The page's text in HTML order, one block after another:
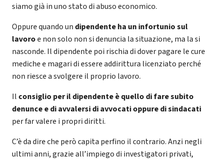
siamo già in uno stato di abuso economico.
Oppure quando un dipendente ha un infortunio sul
lavoroe non solo non si denuncia la situazione, ma la si
nasconde. Il dipendente poi rischia di dover pagare le cure
mediche e magari di essere addirittura licenziato perché
non riesce a svolgere il proprio lavoro.
Il consiglio per il dipendente è quello di fare subito
denunce e di avvalersi di avvocati oppure di sindacati
per far valere i propri diritti.
C’è da dire che però capita perfino il contrario. Anzi negli
ultimi anni, grazie all’impiego di investigatori privati,